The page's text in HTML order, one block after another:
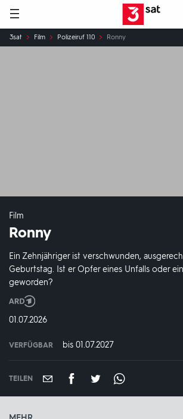
Hauptnavigation 3SAT
Sie
sind
3sat Film Polizeiruf 110 Ronny
Film
Ronny
Ein Zehnjähriger ist verschwunden,
Geburtstag. Ist er Opfer eines Unfalls oder
geworden?
Produktionsland
und
jahr:
DATUM:
01.07.2026
VERFÜGBAR bis 01.07.2027
TEILEN